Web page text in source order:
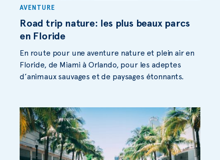
AVENTURE
Road trip nature: les plus beaux parcs
en Floride
En route pour une aventure nature et plein air en
Floride, de Miami à Orlando, pour les adeptes
d’animaux sauvages et de paysages étonnants.